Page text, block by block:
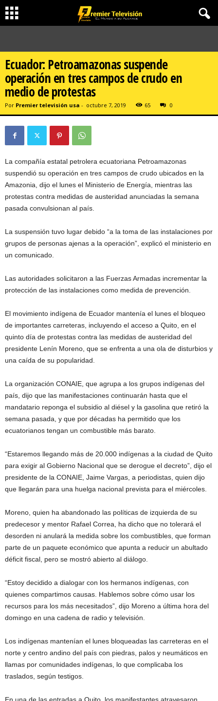
Ecuador: Petroamazonas suspende
operación en tres campos de crudo en
medio de protestas
Por Premier televisión usa - octubre 7, 2019 65 0
La compañía estatal petrolera ecuatoriana Petroamazonas
suspendió su operación en tres campos de crudo ubicados en la
Amazonia, dijo el lunes el Ministerio de Energía, mientras las
protestas contra medidas de austeridad anunciadas la semana
pasada convulsionan al país.
La suspensión tuvo lugar debido “a la toma de las instalaciones por
grupos de personas ajenas a la operación”, explicó el ministerio en
un comunicado.
Las autoridades solicitaron a las Fuerzas Armadas incrementar la
protección de las instalaciones como medida de prevención.
El movimiento indígena de Ecuador mantenía el lunes el bloqueo
de importantes carreteras, incluyendo el acceso a Quito, en el
quinto día de protestas contra las medidas de austeridad del
presidente Lenín Moreno, que se enfrenta a una ola de disturbios y
una caída de su popularidad.
La organización CONAIE, que agrupa a los grupos indígenas del
país, dijo que las manifestaciones continuarán hasta que el
mandatario reponga el subsidio al diésel y la gasolina que retiró la
semana pasada, y que por décadas ha permitido que los
ecuatorianos tengan un combustible más barato.
“Estaremos llegando más de 20.000 indígenas a la ciudad de Quito
para exigir al Gobierno Nacional que se derogue el decreto”, dijo el
presidente de la CONAIE, Jaime Vargas, a periodistas, quien dijo
que llegarán para una huelga nacional prevista para el miércoles.
Moreno, quien ha abandonado las políticas de izquierda de su
predecesor y mentor Rafael Correa, ha dicho que no tolerará el
desorden ni anulará la medida sobre los combustibles, que forman
parte de un paquete económico que apunta a reducir un abultado
déficit fiscal, pero se mostró abierto al diálogo.
“Estoy decidido a dialogar con los hermanos indígenas, con
quienes compartimos causas. Hablemos sobre cómo usar los
recursos para los más necesitados”, dijo Moreno a última hora del
domingo en una cadena de radio y televisión.
Los indígenas mantenían el lunes bloqueadas las carreteras en el
norte y centro andino del país con piedras, palos y neumáticos en
llamas por comunidades indígenas, lo que complicaba los
traslados, según testigos.